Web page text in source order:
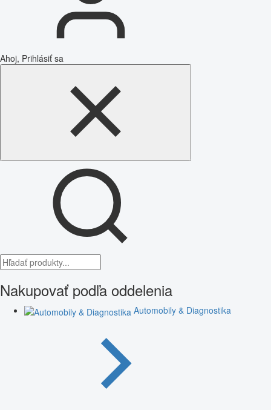
Ahoj, Prihlásiť sa
Nakupovať podľa oddelenia
Automobily & Diagnostika